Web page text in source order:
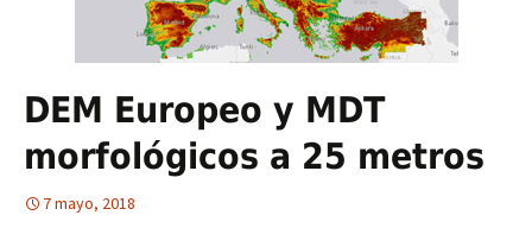
DEM Europeo y MDT
morfológicos a 25 metros
7 mayo, 2018